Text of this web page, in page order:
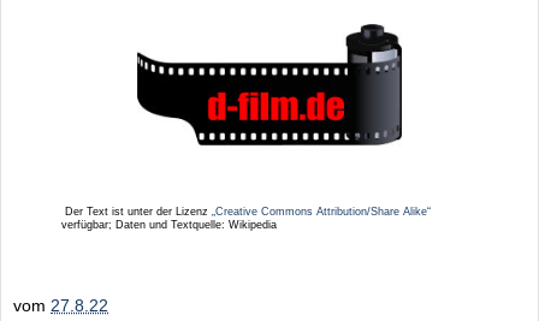
Der Text ist unter der Lizenz
„Creative Commons Attribution/Share Alike“
verfügbar; Daten und Textquelle: Wikipedia
vom 27.8.22